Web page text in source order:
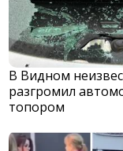
В Видном
разгромил
топором